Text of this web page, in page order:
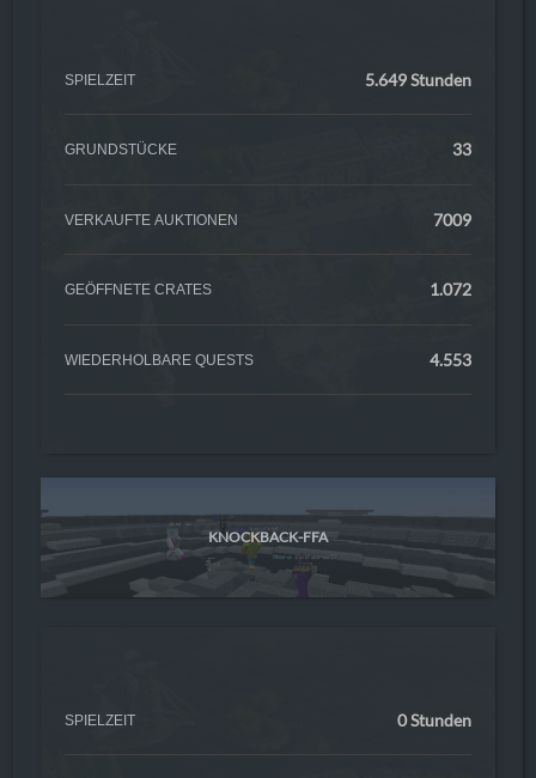
SPIELZEIT 5.649 Stunden
GRUNDSTÜCKE 33
VERKAUFTE AUKTIONEN 7009
GEÖFFNETE CRATES 1.072
WIEDERHOLBARE QUESTS 4.553
KNOCKBACK-FFA
SPIELZEIT 0 Stunden